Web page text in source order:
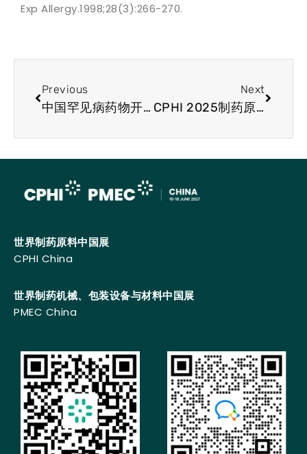
Exp Allergy.1998;28(3):266-270.
Previous
中国罕见病药物开发趋势
Next
CPHI 2025制药原料展简讯英国加强 ILAP 以加速获得创新药物
世界制药原料中国展
CPHI China
世界制药机械、包装设备与材料中国展
PMEC China